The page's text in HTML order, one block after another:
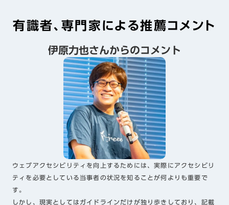
有識者、専門家による推薦コメント
伊原力也さんからのコメント
ウェブアクセシビリティを向上するためには、実際にアクセシビリ
ティを必要としている当事者の状況を知ることが何よりも重要で
す。
しかし、現実としてはガイドラインだけが独り歩きしており、記載